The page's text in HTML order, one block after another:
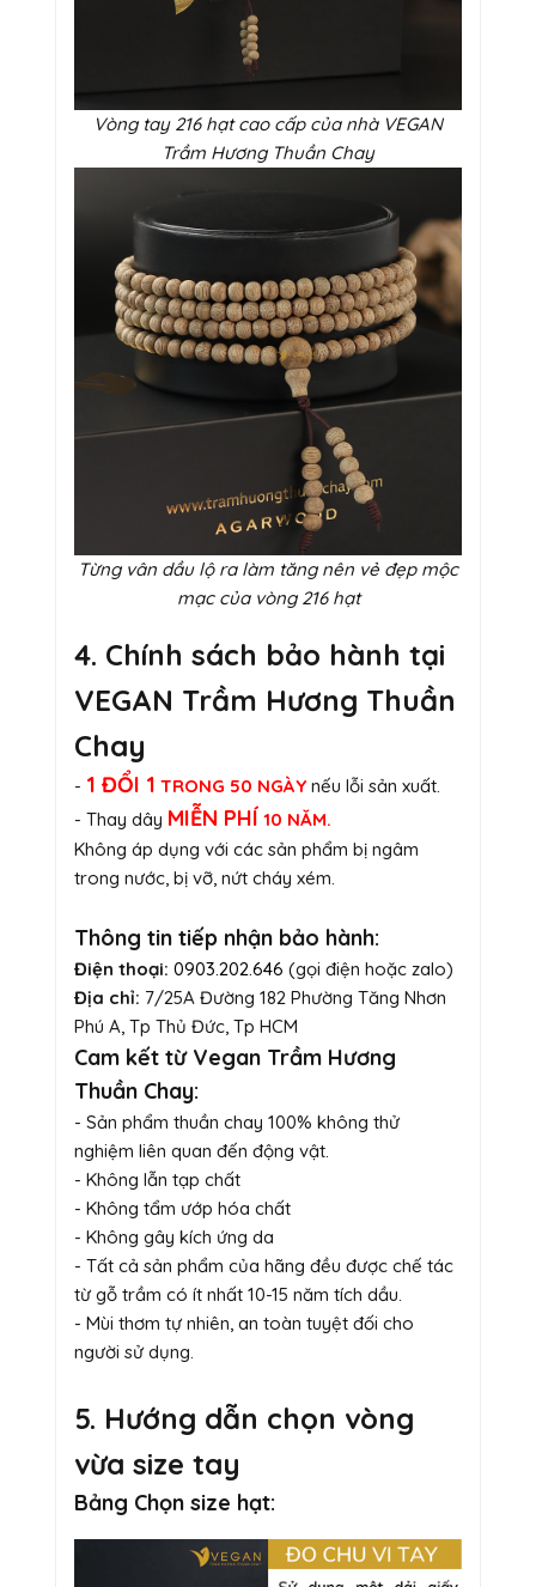
Vòng tay 216 hạt cao cấp của nhà VEGAN
Trầm Hương Thuần Chay
Từng vân dầu lộ ra làm tăng nên vẻ đẹp mộc
mạc của vòng 216 hạt
4. Chính sách bảo hành tại
VEGAN Trầm Hương Thuần
Chay
- 1 ĐỔI 1 TRONG 50 NGÀY nếu lỗi sản xuất.
- Thay dây MIỄN PHÍ 10 NĂM.
Không áp dụng với các sản phẩm bị ngâm
trong nước, bị vỡ, nứt cháy xém.
Thông tin tiếp nhận bảo hành:
Điện thoại: 0903.202.646 (gọi điện hoặc zalo)
Địa chỉ: 7/25A Đường 182 Phường Tăng Nhơn
Phú A, Tp Thủ Đức, Tp HCM
Cam kết từ Vegan Trầm Hương
Thuần Chay:
- Sản phẩm thuần chay 100% không thử
nghiệm liên quan đến động vật.
- Không lẫn tạp chất
- Không tẩm ướp hóa chất
- Không gây kích ứng da
- Tất cả sản phẩm của hãng đều được chế tác
từ gỗ trầm có ít nhất 10-15 năm tích dầu.
- Mùi thơm tự nhiên, an toàn tuyệt đối cho
người sử dụng.
5. Hướng dẫn chọn vòng
vừa size tay
Bảng Chọn size hạt: